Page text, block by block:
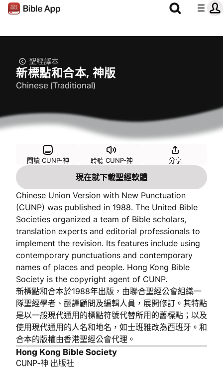
聖經譯本
新標點和合本, 神版
Chinese (Traditional)
閱讀 CUNP-神 聆聽 CUNP-神 分享
現在就下載聖經軟體
Chinese Union Version with New Punctuation
(CUNP) was published in 1988. The United Bible
Societies organized a team of Bible scholars,
translation experts and editorial professionals to
implement the revision. Its features include using
contemporary punctuations and contemporary
names of places and people. Hong Kong Bible
Society is the copyright agent of CUNP.
新標點和合本於1988年出版，由聯合聖經公會組織一
隊聖經學者、翻譯顧問及編輯人員，展開修訂。其特點
是以一般現代通用的標點符號代替所用的舊標點；以及
使用現代通用的人名和地名，如士班雅改為西班牙。和
合本的版權由香港聖經公會代理。
Hong Kong Bible Society
CUNP-神 出版社